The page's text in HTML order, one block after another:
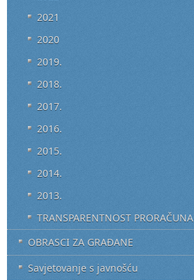
2021
2020
2019.
2018.
2017.
2016.
2015.
2014.
2013.
TRANSPARENTNOST PRORAČUNA
OBRASCI ZA GRAĐANE
Savjetovanje s javnošću